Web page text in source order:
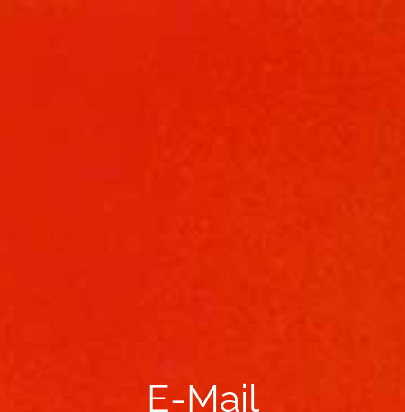
E-​Mail